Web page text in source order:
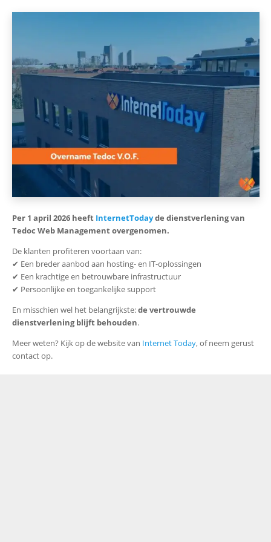
Per 1 april 2026 heeft InternetTodayde dienstverlening van
Tedoc Web Management overgenomen.
De klanten profiteren voortaan van:
✔ Een breder aanbod aan hosting- en IT-oplossingen
✔ Een krachtige en betrouwbare infrastructuur
✔ Persoonlijke en toegankelijke support
En misschien wel het belangrijkste:de vertrouwde
dienstverlening blijft behouden.
Meer weten? Kijk op de website van Internet Today, of neem gerust
contact op.